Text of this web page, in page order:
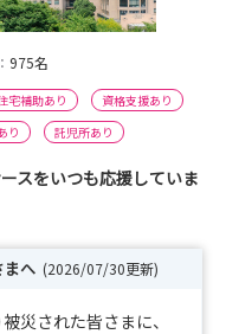
975名
宅補助あり
資格支援あり
り 託児所あり
スをいつも応援していま
まへ (2026/07/30更新)
災された皆さまに、